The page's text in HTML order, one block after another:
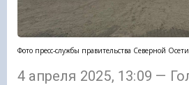
Фото пресс-службы правительства Северной
4 апреля 2025, 13:09 —